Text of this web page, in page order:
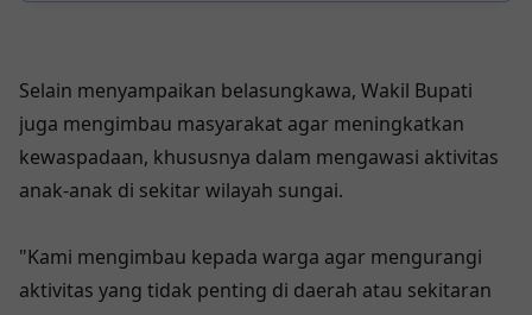
Selain menyampaikan belasungkawa, Wakil Bupati
juga mengimbau masyarakat agar meningkatkan
kewaspadaan, khususnya dalam mengawasi aktivitas
anak-anak di sekitar wilayah sungai.
"Kami mengimbau kepada warga agar mengurangi
aktivitas yang tidak penting di daerah atau sekitaran